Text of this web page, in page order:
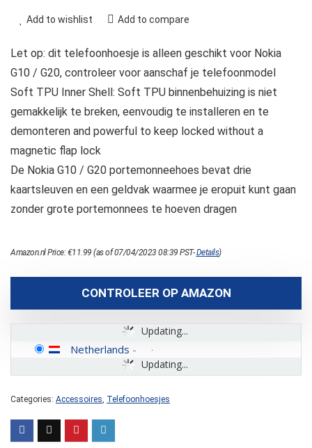
Add to wishlist Add to compare
Let op: dit telefoonhoesje is alleen geschikt voor Nokia
G10 / G20, controleer voor aanschaf je telefoonmodel
Soft TPU Inner Shell: Soft TPU binnenbehuizing is niet
gemakkelijk te breken, eenvoudig te installeren en te
demonteren and powerful to keep locked without a
magnetic flap lock
De Nokia G10 / G20 portemonneehoes bevat drie
kaartsleuven en een geldvak waarmee je eropuit kunt gaan
zonder grote portemonnees te hoeven dragen
Amazon.nl Price:€11.99 (as of 07/04/2023 08:39 PST-Details)
CONTROLEER OP AMAZON
Updating...
Updating...
Netherlands -
Categories: Accessoires Telefoonhoesjes